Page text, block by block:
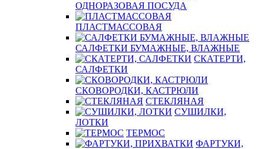
ОДНОРАЗОВАЯ ПОСУДА
ПЛАСТМАССОВАЯ
САЛФЕТКИ БУМАЖНЫЕ, ВЛАЖНЫЕ
СКАТЕРТИ,
САЛФЕТКИ
СКОВОРОДКИ, КАСТРЮЛИ
СТЕКЛЯНАЯ
СУШИЛКИ,
ЛОТКИ
ТЕРМОС
ФАРТУКИ,